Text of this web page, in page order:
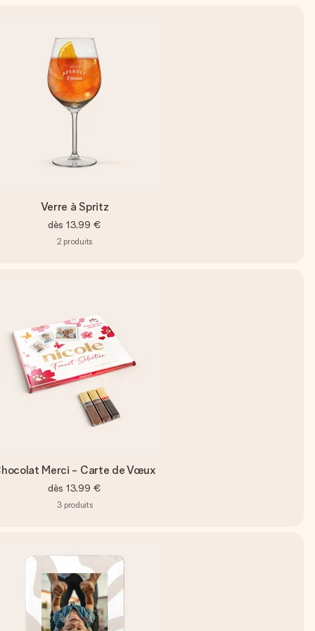
Verre à Spritz
dès 13,99 €
2 produits
Merci - Carte de Vœux
dès 13,99 €
3 produits